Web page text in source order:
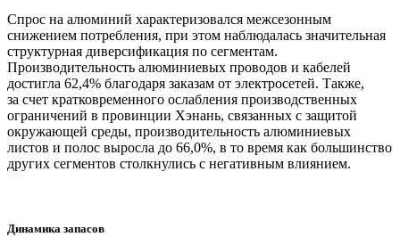
Спрос на алюминий характеризовался межсезонным
снижением потребления, при этом наблюдалась значительная
структурная диверсификация по сегментам.
Производительность алюминиевых проводов и кабелей
достигла 62,4% благодаря заказам от электросетей. Также,
за счет кратковременного ослабления производственных
ограничений в провинции Хэнань, связанных с защитой
окружающей среды, производительность алюминиевых
листов и полос выросла до 66,0%, в то время как большинство
других сегментов столкнулись с негативным влиянием.
Динамика запасов